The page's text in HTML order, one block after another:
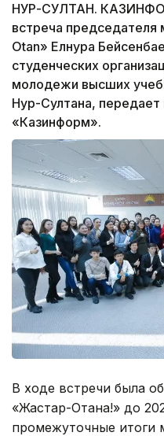
НУР-СУЛТАН.
встреча
Otan» Елнура
студенческих
молодежи высших
Нур-Султана,
«Казинформ».
В ходе встречи была
«Жастар-Отанға!» до
промежуточные итоги